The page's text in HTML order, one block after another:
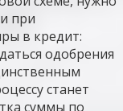
при
в кредит:
одобрения
станет
суммы по